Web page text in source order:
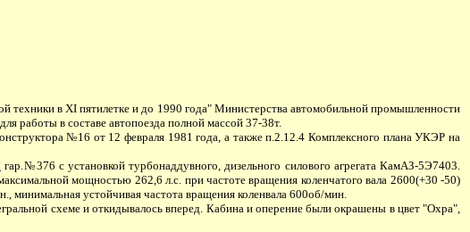
в XI пятилетке и до 1990 года" Министерства автомобильной промышленности
работы в составе автопоезда полной массой 37-38т.
№16 от 12 февраля 1981 года, а также п.2.12.4 Комплексного плана УКЭР на
гар.№376 с установкой турбонаддувного, дизельного силового агрегата КамАЗ-5Э7403.
мощностью 262,6 л.с. при частоте вращения коленчатого вала 2600(+30 -50)
минимальная устойчивая частота вращения коленвала 600об/мин.
схеме и откидывалось вперед. Кабина и оперение были окрашены в цвет "Охра",